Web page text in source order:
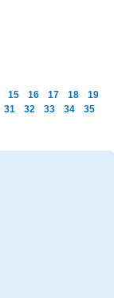
15 16 17 18
19
31 32 33 34
35